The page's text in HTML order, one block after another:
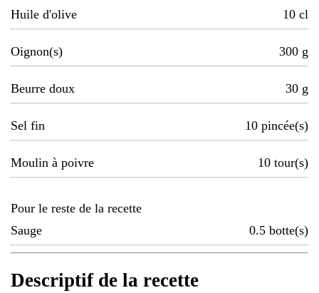
Huile d'olive 10 cl
Oignon(s) 300 g
Beurre doux 30 g
Sel fin 10 pincée(s)
Moulin à poivre 10 tour(s)
Pour le reste de la recette
Sauge
0.5 botte(s)
Descriptif de la recette